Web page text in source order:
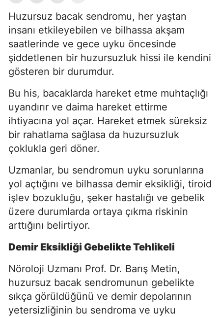
Huzursuz bacak sendromu, her yaştan
insanı etkileyebilen ve bilhassa akşam
saatlerinde ve gece uyku öncesinde
şiddetlenen bir huzursuzluk hissi ile kendini
gösteren bir durumdur.
Bu his, bacaklarda hareket etme muhtaçlığı
uyandırır ve daima hareket ettirme
ihtiyacına yol açar. Hareket etmek süreksiz
bir rahatlama sağlasa da huzursuzluk
çoklukla geri döner.
Uzmanlar, bu sendromun uyku sorunlarına
yol açtığını ve bilhassa demir eksikliği, tiroid
işlev bozukluğu, şeker hastalığı ve gebelik
üzere durumlarda ortaya çıkma riskinin
arttığını belirtiyor.
Demir Eksikliği Gebelikte Tehlikeli
Nöroloji Uzmanı Prof. Dr. Barış Metin,
huzursuz bacak sendromunun gebelikte
sıkça görüldüğünü ve demir depolarının
yetersizliğinin bu sendroma ve uyku